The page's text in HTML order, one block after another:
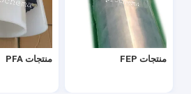
منتجات FEP منتجات PFA